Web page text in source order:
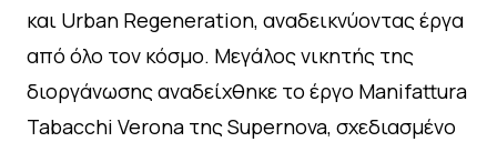
και Urban Regeneration, αναδεικνύοντας έργα
από όλο τον κόσμο. Μεγάλος νικητής της
διοργάνωσης αναδείχθηκε το έργο Manifattura
Tabacchi Verona της Supernova, σχεδιασμένο